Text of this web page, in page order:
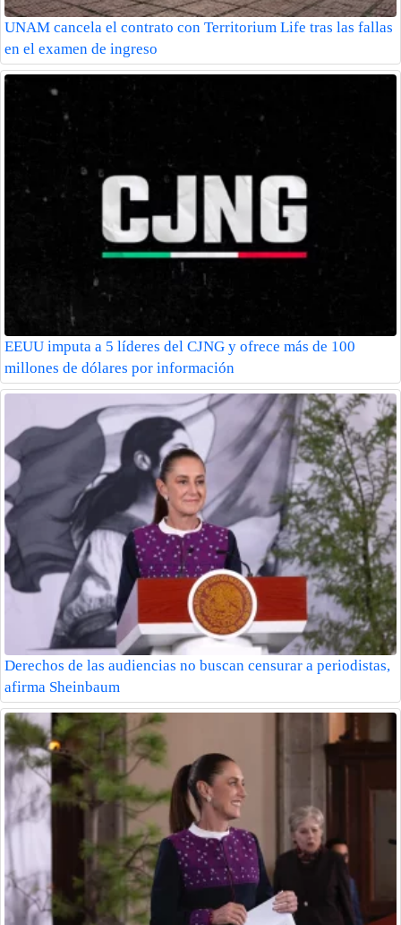
UNAM cancela el contrato con Territorium Life tras las fallas
en el examen de ingreso
EEUU imputa a 5 líderes del CJNG y ofrece más de 100
millones de dólares por información
Derechos de las audiencias no buscan censurar a periodistas,
afirma Sheinbaum